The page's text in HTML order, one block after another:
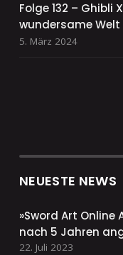
Folge 132 – Ghibli
wundersame Welt
5. März 2024
NEUESTE NEWS
»Sword Art Online
nach 5 Jahren
22. Juli 2023